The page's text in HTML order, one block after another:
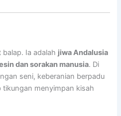
Ia adalah jiwa Andalusia
dan sorakan manusia. Di
seni, keberanian berpadu
menyimpan kisah